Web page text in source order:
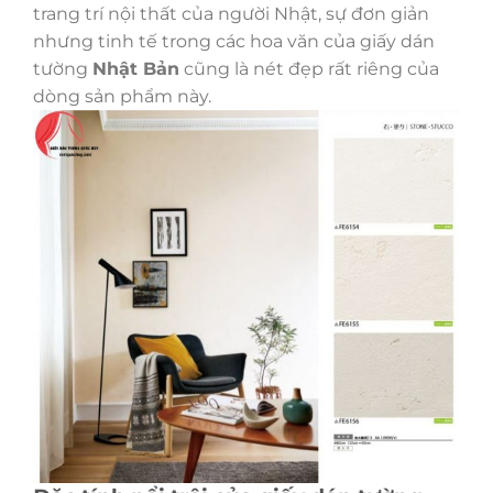
trang trí nội thất của người Nhật, sự đơn giản
nhưng tinh tế trong các hoa văn của giấy dán
tường Nhật Bản cũng là nét đẹp rất riêng của
dòng sản phẩm này.